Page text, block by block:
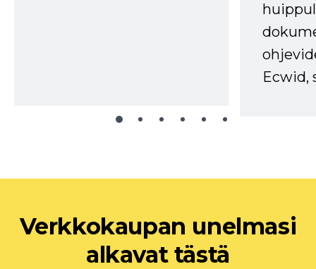
Ecwid,
Verkkokaupan unelmasi
alkavat tästä